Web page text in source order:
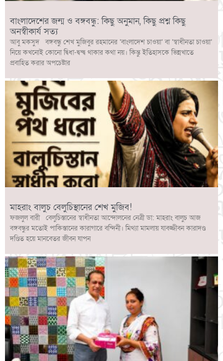
বাংলাদেশের জন্ম ও বঙ্গবন্ধু: কিছু অনুমান, কিছু প্রশ্ন কিছু
অনস্বীকার্য সত্য
আবু মকসুদ বঙ্গবন্ধু শেখ মুজিবুর রহমানের ‘বাংলাদেশ চাওয়া’ বা ‘স্বাধীনতা চাওয়া’
নিয়ে কখনোই কোনো দ্বিধা-দ্বন্দ্ব থাকার কথা নয়। কিন্তু ইতিহাসকে ভিন্নখাতে
প্রবাহিত করার অপচেষ্টার
মাহরাং বালুচ বেলুচিস্থানের শেখ মুজিব!
ফজলুল বারী বেলুচিস্তানের স্বাধীনতা আন্দোলনের নেত্রী ডা: মাহরাং বালুচ আজ
বঙ্গবন্ধুর মতোই পাকিস্তানের কারাগারে বন্দিনী। মিথ্যা মামলায় যাবজ্জীবন কারাদণ্ড
দণ্ডিত হয়ে মানবেতর জীবন যাপন